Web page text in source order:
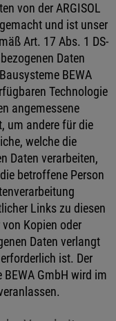
von der ARGISOL
und ist unser
Art. 17 Abs. 1 DS-
Daten
BEWA
Technologie
angemessene
um andere für die
welche die
Daten verarbeiten,
betroffene Person
Links zu diesen
Kopien oder
Daten verlangt
ist. Der
BEWA GmbH wird im